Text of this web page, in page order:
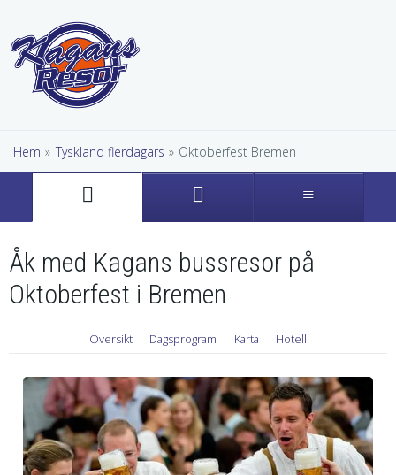
Hem » Tyskland flerdagars » Oktoberfest Bremen
Åk med Kagans bussresor på
Oktoberfest i Bremen
Översikt Dagsprogram Karta Hotell